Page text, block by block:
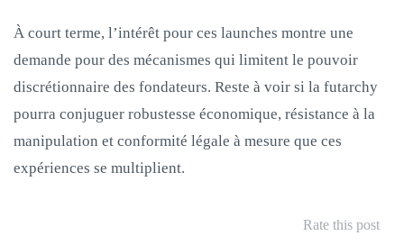
À court terme, l’intérêt pour ces launches montre une
demande pour des mécanismes qui limitent le pouvoir
discrétionnaire des fondateurs. Reste à voir si la futarchy
pourra conjuguer robustesse économique, résistance à la
manipulation et conformité légale à mesure que ces
expériences se multiplient.
Rate this post